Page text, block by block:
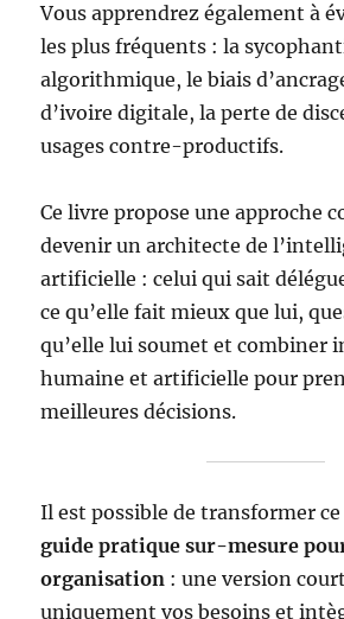
Vous apprendrez également à
les plus fréquents : la
algorithmique, le biais
d’ivoire digitale, la perte de
usages contre-productifs.
Ce livre propose une approche
devenir un architecte de
artificielle : celui qui sait
ce qu’elle fait mieux que lui,
qu’elle lui soumet et combiner
humaine et artificielle pour
meilleures décisions.
Il est possible de transformer
guide pratique sur-mesure
organisation : une version
uniquement vos besoins et